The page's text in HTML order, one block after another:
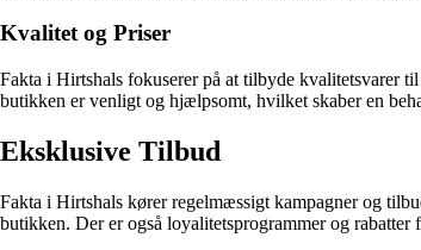
Kvalitet og Priser
Fakta i Hirtshals fokuserer på at tilbyde kvalitetsvarer
butikken er venligt og hjælpsomt, hvilket skaber en
Eksklusive Tilbud
Fakta i Hirtshals kører regelmæssigt kampagner og
butikken. Der er også loyalitetsprogrammer og rabatter